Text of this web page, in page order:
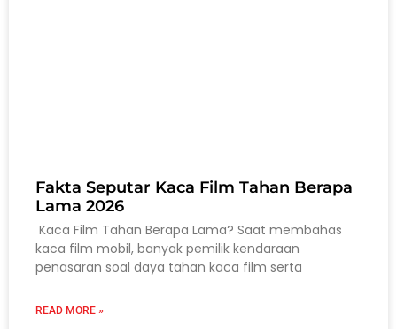
Fakta Seputar Kaca Film Tahan Berapa
Lama 2026
Kaca Film Tahan Berapa Lama? Saat membahas
kaca film mobil, banyak pemilik kendaraan
penasaran soal daya tahan kaca film serta
READ MORE »